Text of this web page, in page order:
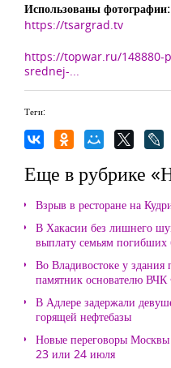
Использованы фотографии:
https://tsargrad.tv
https://topwar.ru/148880-
srednej-...
Теги:
Еще в рубрике
Взрыв в ресторане на
В Хакасии без лишнего
выплату семьям
Во Владивостоке у
памятник основателю
В Адлере задержали
горящей нефтебазы
Новые переговоры
23 или 24 июля